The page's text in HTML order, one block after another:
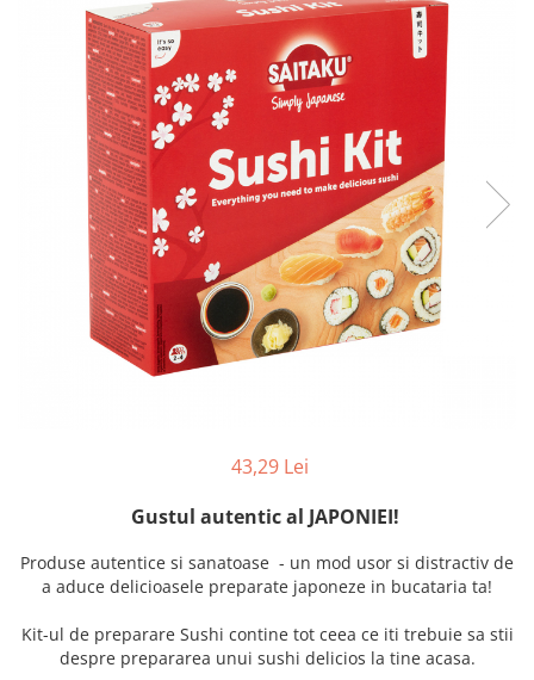
Condimente turcesti
Ghimbir murat la borcan
Alge Nori
Supa miso
43,29 Lei
Gustul autentic al JAPONIEI!
Produse autentice si sanatoase - un mod usor si distractiv de
a aduce delicioasele preparate japoneze in bucataria ta!
Kit-ul de preparare Sushi contine tot ceea ce iti trebuie sa stii
despre prepararea unui sushi delicios la tine acasa.